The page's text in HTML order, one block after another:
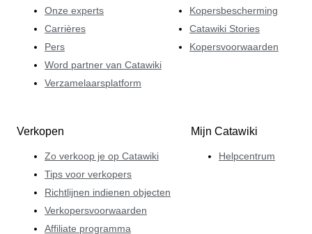
Onze experts
Carrières
Pers
Word partner van Catawiki
Verzamelaarsplatform
Kopersbescherming
Catawiki Stories
Kopersvoorwaarden
Verkopen
Zo verkoop je op Catawiki
Tips voor verkopers
Richtlijnen indienen objecten
Verkopersvoorwaarden
Affiliate programma
Mijn Catawiki
Helpcentrum